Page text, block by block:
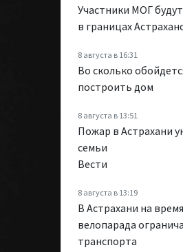
Участники МОГ
в границах
8 августа в 16:31
Во сколько
построить дом
8 августа в 13:51
Пожар в Астрахани
семьи
Вести
8 августа в 13:19
В Астрахани на
велопарада
транспорта